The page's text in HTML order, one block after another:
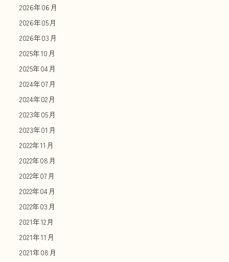
2026年06月
2026年05月
2026年03月
2025年10月
2025年04月
2024年07月
2024年02月
2023年05月
2023年01月
2022年11月
2022年08月
2022年07月
2022年04月
2022年03月
2021年12月
2021年11月
2021年08月